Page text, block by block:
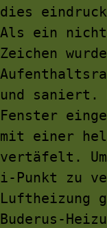
dies
Als ein nicht
Zeichen
und saniert.
Fenster
mit einer
vertäfelt. Um
i-Punkt zu
Luftheizung
Buderus-